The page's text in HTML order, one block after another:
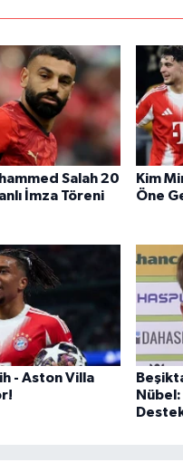
Salah 20
İmza Töreni
Kim
Öne
- Aston Villa
Nübel: